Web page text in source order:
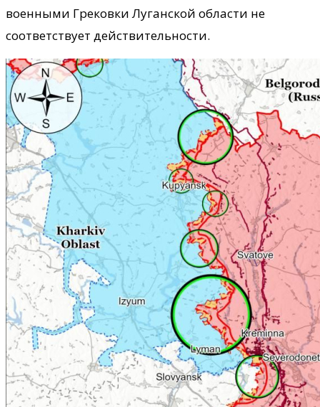
военными Грековки Луганской области не
соответствует действительности.